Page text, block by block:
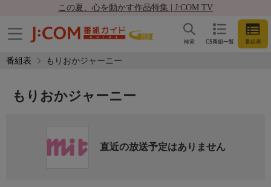
この夏、心を動かす作品特集 | J:COM TV
CS番組一覧 番組表
検索
番組表 もりおかジャーニー
もりおかジャーニー
直近の放送予定はありません